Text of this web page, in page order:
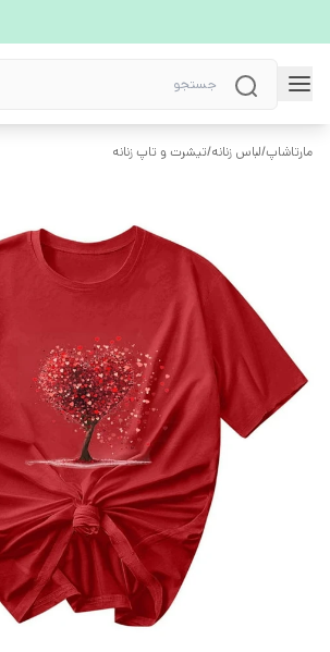
مارتاشاپ/لباس زنانه/تیشرت و تاپ زنانه